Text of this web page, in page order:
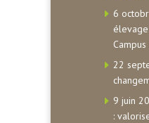
6
22
9 juin
: